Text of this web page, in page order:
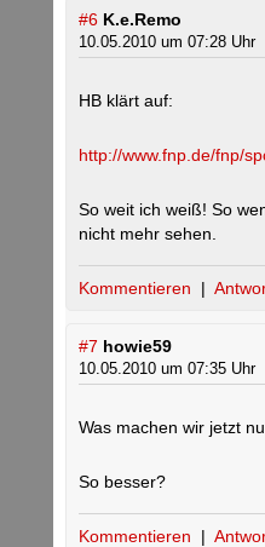
#6 K.e.Remo
10.05.2010 um 07:28 Uhr
HB klärt auf:
http://www.fnp.de/fnp/
So weit ich weiß! So
nicht mehr sehen.
Kommentieren |
#7 howie59
10.05.2010 um 07:35 Uhr
Was machen wir jetzt
So besser?
Kommentieren |